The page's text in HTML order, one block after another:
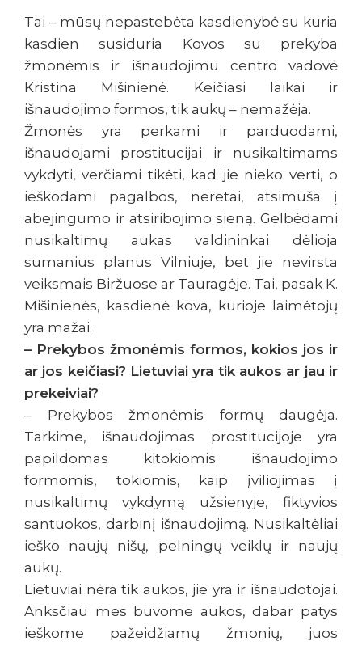
Tai – mūsų nepastebėta kasdienybė su kuria
kasdien susiduria Kovos su prekyba
žmonėmis ir išnaudojimu centro vadovė
Kristina Mišinienė. Keičiasi laikai ir
išnaudojimo formos, tik aukų – nemažėja.
Žmonės yra perkami ir parduodami,
išnaudojami prostitucijai ir nusikaltimams
vykdyti, verčiami tikėti, kad jie nieko verti, o
ieškodami pagalbos, neretai, atsimuša į
abejingumo ir atsiribojimo sieną. Gelbėdami
nusikaltimų aukas valdininkai dėlioja
sumanius planus Vilniuje, bet jie nevirsta
veiksmais Biržuose ar Tauragėje. Tai, pasak K.
Mišinienės, kasdienė kova, kurioje laimėtojų
yra mažai.
– Prekybos žmonėmis formos, kokios jos ir
ar jos keičiasi? Lietuviai yra tik aukos ar jau ir
prekeiviai?
– Prekybos žmonėmis formų daugėja.
Tarkime, išnaudojimas prostitucijoje yra
papildomas kitokiomis išnaudojimo
formomis, tokiomis, kaip įviliojimas į
nusikaltimų vykdymą užsienyje, fiktyvios
santuokos, darbinį išnaudojimą. Nusikaltėliai
ieško naujų nišų, pelningų veiklų ir naujų
aukų.
Lietuviai nėra tik aukos, jie yra ir išnaudotojai.
Anksčiau mes buvome aukos, dabar patys
ieškome pažeidžiamų žmonių, juos